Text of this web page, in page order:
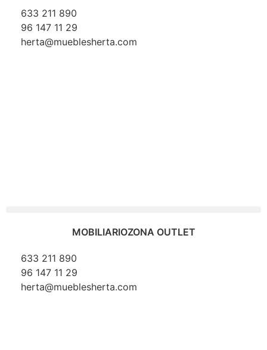
633 211 890
96 147 11 29
herta@mueblesherta.com
MOBILIARIOZONA OUTLET
633 211 890
96 147 11 29
herta@mueblesherta.com